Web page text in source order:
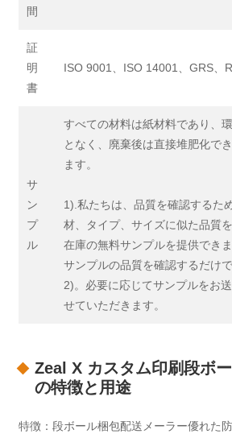
間
証
明
書
ISO 9001、ISO 14001、GRS、
サ
ン
プ
ル
すべての材料は紙材料であり、
となく、廃棄後は直接堆肥化で
ます。
1).私たちは、品質を確認するた
材、タイプ、サイズに似た品質
在庫の無料サンプルを提供でき
サンプルの品質を確認するだけで
2)。必要に応じてサンプルをお
せていただきます。
Zeal X カスタム印刷段ボ
の特徴と用途
特徴：段ボール梱包配送メーラー優れた